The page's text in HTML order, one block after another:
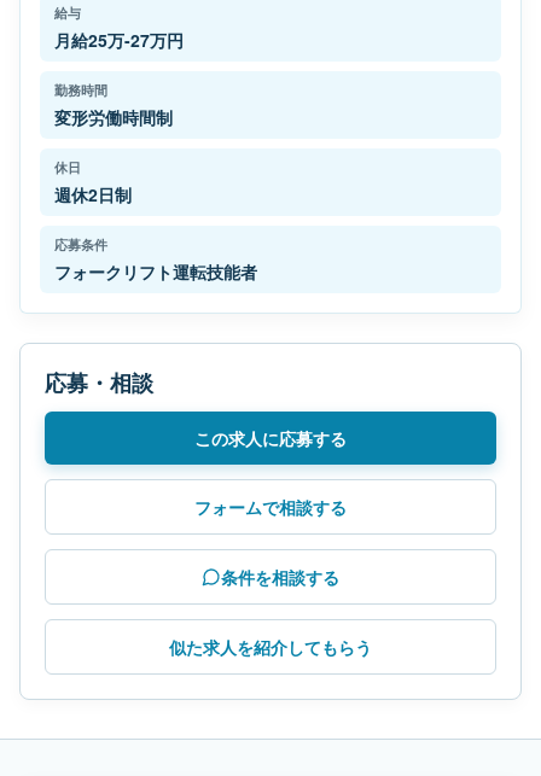
給与
月給25万-27万円
勤務時間
変形労働時間制
休日
週休2日制
応募条件
フォークリフト運転技能者
応募・相談
この求人に応募する
フォームで相談する
条件を相談する
似た求人を紹介してもらう